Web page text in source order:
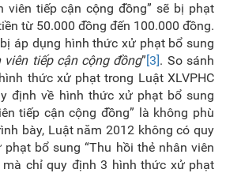
viên tiếp cận cộng đồng” sẽ bị phạt
từ 50.000 đồng đến 100.000 đồng.
áp dụng hình thức xử phạt bổ sung
viên tiếp cận cộng đồng”[3]. So sánh
thức xử phạt trong Luật XLVPHC
định về hình thức xử phạt bổ sung
tiếp cận cộng đồng” là không phù
bày, Luật năm 2012 không có quy
bổ sung “Thu hồi thẻ nhân viên
mà chỉ quy định 3 hình thức xử phạt